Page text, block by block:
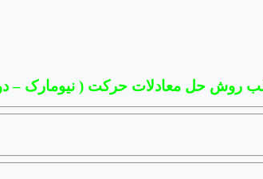
روش حل معادلات حرکت ( نیومارک